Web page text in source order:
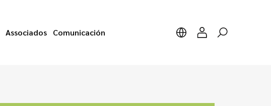
Associados Comunicación